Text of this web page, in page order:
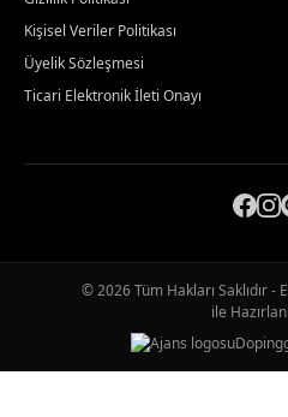
Kişisel Veriler Politikası
Üyelik Sözleşmesi
Ticari Elektronik İleti Onayı
© 2026 Tüm Hakları Saklıdır -
ile